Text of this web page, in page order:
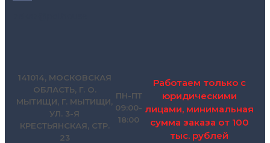
141014, МОСКОВСКАЯ
ОБЛАСТЬ, Г. О.
МЫТИЩИ, Г. МЫТИЩИ,
УЛ. 3-Я
КРЕСТЬЯНСКАЯ, СТР.
23
ПН-ПТ
09:00-
18:00
Работаем только с
юридическими
лицами, минимальная
сумма заказа от 100
тыс. рублей